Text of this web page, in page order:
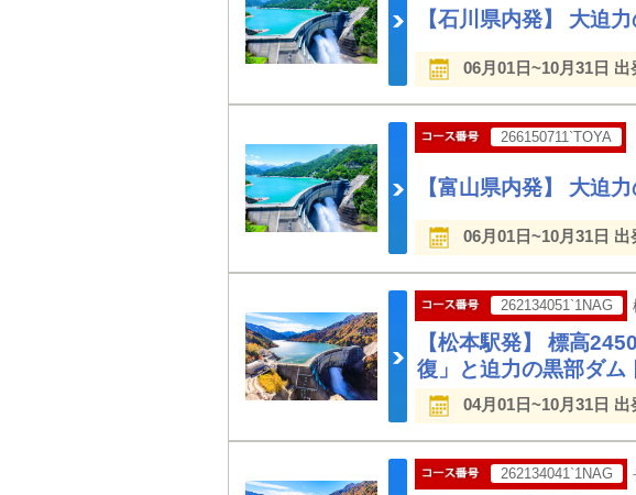
【石川県内発】 大迫
06月01日~10月31日 出
266150711`TOYA
【富山県内発】 大迫
06月01日~10月31日 出
262134051`1NAG
【松本駅発】 標高
復」と迫力の黒部ダム
04月01日~10月31日 出
262134041`1NAG